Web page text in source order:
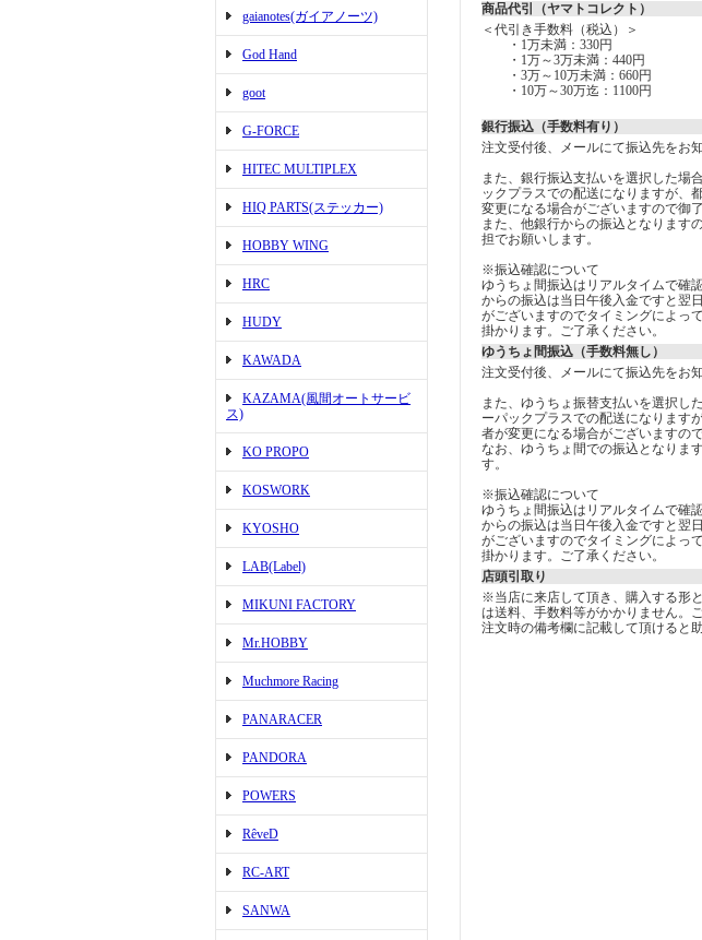
gaianotes(ガイアノーツ)
God Hand
goot
G-FORCE
HITEC MULTIPLEX
HIQ PARTS(ステッカー)
HOBBY WING
HRC
HUDY
KAWADA
KAZAMA(風間オートサービ
ス)
KO PROPO
KOSWORK
KYOSHO
LAB(Label)
MIKUNI FACTORY
Mr.HOBBY
Muchmore Racing
PANARACER
PANDORA
POWERS
RêveD
RC-ART
SANWA
商品代引（ヤマトコレクト）
＜代引き手数料（税込）＞
・1万未満：330円
・1万～3万未満：440円
・3万～10万未満：660円
・10万～30万迄：1100円
銀行振込（手数料有り）
注文受付後、メールにて振込先をお
また、銀行振込支払いを選択した場
ックプラスでの配送になりますが、
変更になる場合がございますので御
また、他銀行からの振込となります
担でお願いします。
※振込確認について
ゆうちょ間振込はリアルタイムで確
からの振込は当日午後入金ですと翌
がございますのでタイミングによっ
掛かります。ご了承ください。
ゆうちょ間振込（手数料無し）
注文受付後、メールにて振込先をお
また、ゆうちょ振替支払いを選択し
ーパックプラスでの配送になります
者が変更になる場合がございますの
なお、ゆうちょ間での振込となりま
す。
※振込確認について
ゆうちょ間振込はリアルタイムで確
からの振込は当日午後入金ですと翌
がございますのでタイミングによっ
掛かります。ご了承ください。
店頭引取り
※当店に来店して頂き、購入する形
は送料、手数料等がかかりません。
注文時の備考欄に記載して頂けると助